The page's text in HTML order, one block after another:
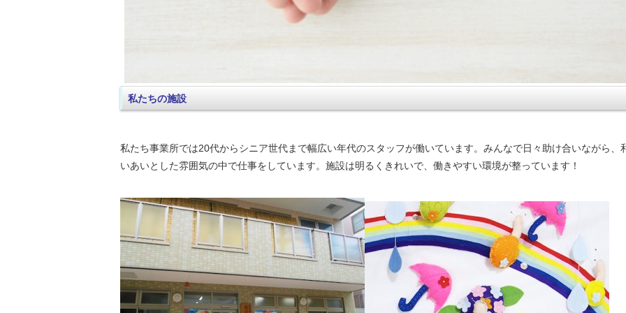
私たちの施設
私たち事業所では20代からシニア世代まで幅広い年代のスタッフが働いています。みんなで日々助け合いながら、
いあいとした雰囲気の中で仕事をしています。施設は明るくきれいで、働きやすい環境が整っています！